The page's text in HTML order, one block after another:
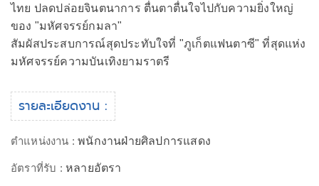
ไทย ปลดปล่อยจินตนาการ ตื่นตาตื่นใจไปกับความยิ่งใหญ่
ของ "มหัศจรรย์กมลา"
สัมผัสประสบการณ์สุดประทับใจที่ "ภูเก็ตแฟนตาซี" ที่สุดแห่ง
มหัศจรรย์ความบันเทิงยามราตรี
รายละเอียดงาน :
ตำแหน่งงาน :พนักงานฝ่ายศิลปการแสดง
อัตราที่รับ : หลายอัตรา